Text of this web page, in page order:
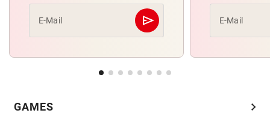
E-Mail send
Abschicken E-Mail
GAMES chevron_right